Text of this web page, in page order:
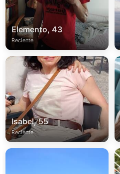
Elemento, 43
Reciente
Isabel, 55
Reciente